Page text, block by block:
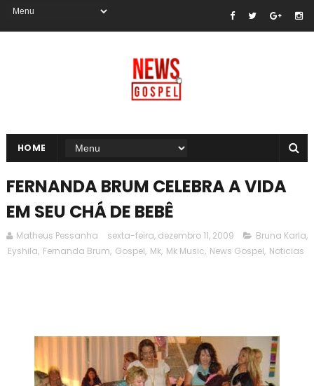
HOME
FERNANDA BRUM CELEBRA A VIDA
EM SEU CHÁ DE BEBÊ
Matheus Pessanha sexta-feira, dezembro 11, 2009 Bruna Karla,
Eyshila, Fernanda Brum, Gospel, Mk, Mk Music, News Gospel, Noticias